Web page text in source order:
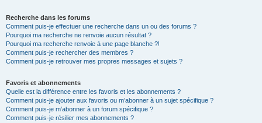
Recherche dans les forums
Comment puis-je effectuer une recherche dans un ou des forums ?
Pourquoi ma recherche ne renvoie aucun résultat ?
Pourquoi ma recherche renvoie à une page blanche ?!
Comment puis-je rechercher des membres ?
Comment puis-je retrouver mes propres messages et sujets ?
Favoris et abonnements
Quelle est la différence entre les favoris et les abonnements ?
Comment puis-je ajouter aux favoris ou m’abonner à un sujet spécifique ?
Comment puis-je m’abonner à un forum spécifique ?
Comment puis-je résilier mes abonnements ?